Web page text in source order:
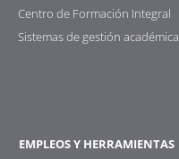
Centro de Formación Integral
Sistemas de gestión académica
EMPLEOS Y HERRAMIENTAS